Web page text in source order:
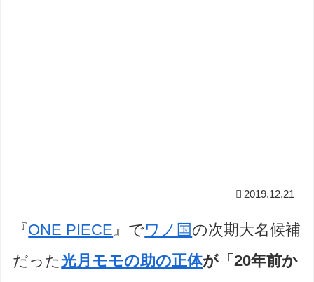
2019.12.21
『ONE PIECE』でワノ国の次期大名候補
だった光月モモの助の正体が「20年前か